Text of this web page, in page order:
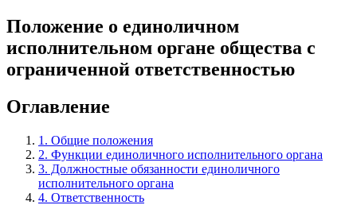
Положение о единоличном
исполнительном органе общества с
ограниченной ответственностью
Оглавление
1. Общие положения
2. Функции единоличного исполнительного органа
3. Должностные обязанности единоличного
исполнительного органа
4. Ответственность